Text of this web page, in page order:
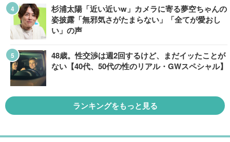
杉浦太陽「近い近いw」カメラに寄る夢空ちゃんの
姿披露「無邪気さがたまらない」「全てが愛おし
い」の声
48歳。性交渉は週2回するけど、まだイッたことが
ない【40代、50代の性のリアル・GWスペシャル】
ランキングをもっと見る